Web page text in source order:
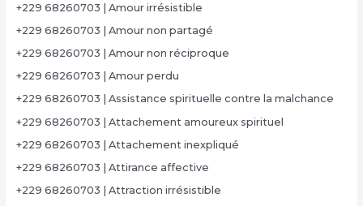
+229 68260703 | Amour irrésistible
+229 68260703 | Amour non partagé
+229 68260703 | Amour non réciproque
+229 68260703 | Amour perdu
+229 68260703 | Assistance spirituelle contre la malchance
+229 68260703 | Attachement amoureux spirituel
+229 68260703 | Attachement inexpliqué
+229 68260703 | Attirance affective
+229 68260703 | Attraction irrésistible